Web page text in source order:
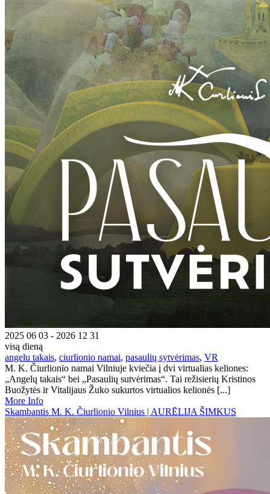
2025 06 03 - 2026 12 31
visą dieną
angelu takais, ciurlionio namai, pasaulių sytvėrimas, VR
M. K. Čiurlionio namai Vilniuje kviečia į dvi virtualias keliones:
„Angelų takais“ bei „Pasaulių sutvėrimas“. Tai režisierių Kristinos
Buožytės ir Vitalijaus Žuko sukurtos virtualios kelionės [...]
More Info
Skambantis M. K. Čiurlionio Vilnius | AURĒLIJA ŠIMKUS